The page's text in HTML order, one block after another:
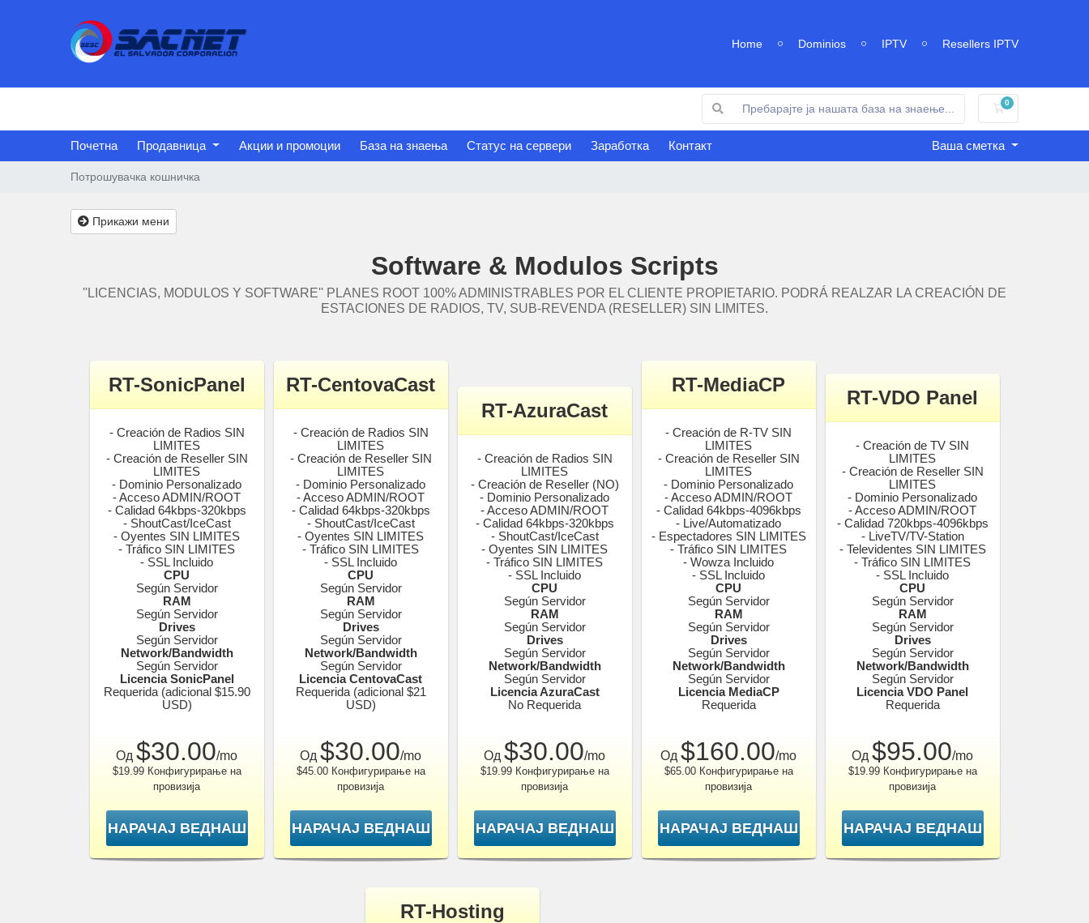
Home Dominios IPTV Resellers IPTV
0
Потрошувачка
Почетна Продавница Акции и промоции База на знаења Статус на сервери Заработка Контакт Ваша сметка
Потрошувачка кошничка
Прикажи мени
Software & Modulos Scripts
''LICENCIAS, MODULOS Y SOFTWARE'' PLANES ROOT 100% ADMINISTRABLES POR EL CLIENTE PROPIETARIO. PODRÁ REALZAR LA CREACIÓN DE
ESTACIONES DE RADIOS, TV, SUB-REVENDA (RESELLER) SIN LIMITES.
RT-SonicPanel
- Creación de Radios SIN
LIMITES
- Creación de Reseller SIN
LIMITES
- Dominio Personalizado
- Acceso ADMIN/ROOT
- Calidad 64kbps-320kbps
- ShoutCast/IceCast
- Oyentes SIN LIMITES
- Tráfico SIN LIMITES
- SSL Incluido
CPU
Según Servidor
RAM
Según Servidor
Drives
Según Servidor
Network/Bandwidth
Según Servidor
Licencia SonicPanel
Requerida (adicional $15.90
USD)
Од $30.00/mo
$19.99 Конфигурирање на
провизија
НАРАЧАЈ ВЕДНАШ
RT-CentovaCast
- Creación de Radios SIN
LIMITES
- Creación de Reseller SIN
LIMITES
- Dominio Personalizado
- Acceso ADMIN/ROOT
- Calidad 64kbps-320kbps
- ShoutCast/IceCast
- Oyentes SIN LIMITES
- Tráfico SIN LIMITES
- SSL Incluido
CPU
Según Servidor
RAM
Según Servidor
Drives
Según Servidor
Network/Bandwidth
Según Servidor
Licencia CentovaCast
Requerida (adicional $21
USD)
Од $30.00/mo
$45.00 Конфигурирање на
провизија
НАРАЧАЈ ВЕДНАШ
RT-AzuraCast
- Creación de Radios SIN
LIMITES
- Creación de Reseller (NO)
- Dominio Personalizado
- Acceso ADMIN/ROOT
- Calidad 64kbps-320kbps
- ShoutCast/IceCast
- Oyentes SIN LIMITES
- Tráfico SIN LIMITES
- SSL Incluido
CPU
Según Servidor
RAM
Según Servidor
Drives
Según Servidor
Network/Bandwidth
Según Servidor
Licencia AzuraCast
No Requerida
Од $30.00/mo
$19.99 Конфигурирање на
провизија
НАРАЧАЈ ВЕДНАШ
RT-MediaCP
- Creación de R-TV SIN
LIMITES
- Creación de Reseller SIN
LIMITES
- Dominio Personalizado
- Acceso ADMIN/ROOT
- Calidad 64kbps-4096kbps
- Live/Automatizado
- Espectadores SIN LIMITES
- Tráfico SIN LIMITES
- Wowza Incluido
- SSL Incluido
CPU
Según Servidor
RAM
Según Servidor
Drives
Según Servidor
Network/Bandwidth
Según Servidor
Licencia MediaCP
Requerida
Од $160.00/mo
$65.00 Конфигурирање на
провизија
НАРАЧАЈ ВЕДНАШ
RT-VDO Panel
- Creación de TV SIN
LIMITES
- Creación de Reseller SIN
LIMITES
- Dominio Personalizado
- Acceso ADMIN/ROOT
- Calidad 720kbps-4096kbps
- LiveTV/TV-Station
- Televidentes SIN LIMITES
- Tráfico SIN LIMITES
- SSL Incluido
CPU
Según Servidor
RAM
Según Servidor
Drives
Según Servidor
Network/Bandwidth
Según Servidor
Licencia VDO Panel
Requerida
Од $95.00/mo
$19.99 Конфигурирање на
провизија
НАРАЧАЈ ВЕДНАШ
RT-Hosting